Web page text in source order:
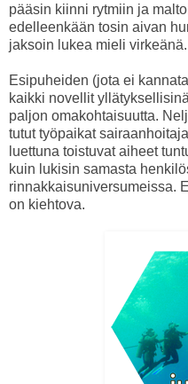
pääsin kiinni rytmiin ja
edelleenkään tosin aivan
jaksoin lukea mieli virkeänä.
Esipuheiden (jota ei
kaikki novellit
paljon omakohtaisuutta.
tutut työpaikat
luettuna toistuvat aiheet
kuin lukisin samasta
rinnakkaisuniversumeissa.
on kiehtova.